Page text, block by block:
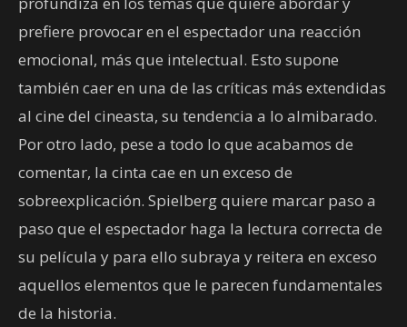
prefiere provocar en el espectador una reacción
emocional, más que intelectual. Esto supone
también caer en una de las críticas más extendidas
al cine del cineasta, su tendencia a lo almibarado.
Por otro lado, pese a todo lo que acabamos de
comentar, la cinta cae en un exceso de
sobreexplicación. Spielberg quiere marcar paso a
paso que el espectador haga la lectura correcta de
su película y para ello subraya y reitera en exceso
aquellos elementos que le parecen fundamentales
de la historia.